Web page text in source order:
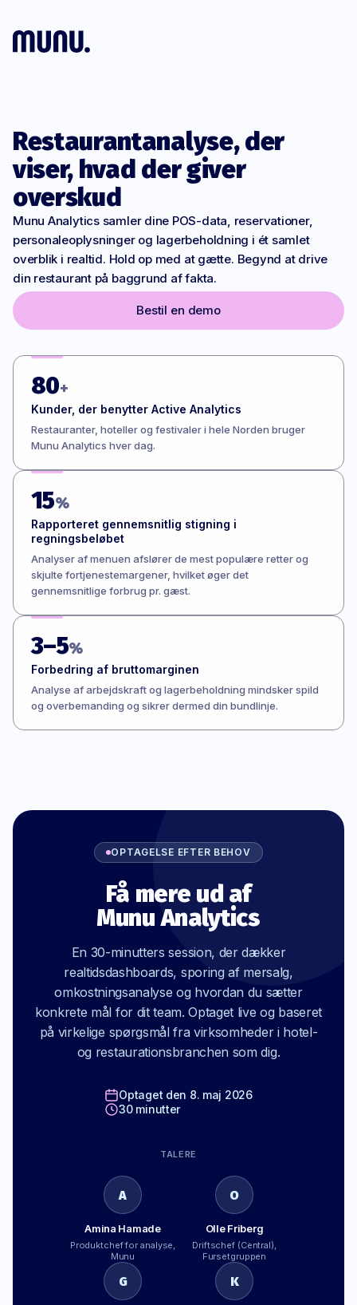
Restaurantanalyse, der
viser, hvad der giver
overskud
Munu Analytics samler dine POS-data, reservationer,
personaleoplysninger og lagerbeholdning i ét samlet
overblik i realtid. Hold op med at gætte. Begynd at drive
din restaurant på baggrund af fakta.
Bestil en demo→
80+
Kunder, der benytter Active Analytics
Restauranter, hoteller og festivaler i hele Norden bruger
Munu Analytics hver dag.
15%
Rapporteret gennemsnitlig stigning i
regningsbeløbet
Analyser af menuen afslører de mest populære retter og
skjulte fortjenestemargener, hvilket øger det
gennemsnitlige forbrug pr. gæst.
3–5%
Forbedring af bruttomarginen
Analyse af arbejdskraft og lagerbeholdning mindsker spild
og overbemanding og sikrer dermed din bundlinje.
OPTAGELSE EFTER BEHOV
Få mere ud af
Munu Analytics
En 30-minutters session, der dækker
realtidsdashboards, sporing af mersalg,
omkostningsanalyse og hvordan du sætter
konkrete mål for dit team. Optaget live og baseret
på virkelige spørgsmål fra virksomheder i hotel-
og restaurationsbranchen som dig.
Optaget den 8. maj 2026
30 minutter
TALERE
A
Amina Hamade
Produktchef for analyse,
Munu
O
Olle Friberg
Driftschef (Central),
Fursetgruppen
G K